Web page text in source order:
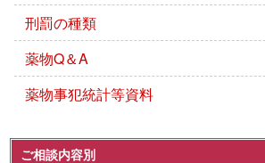
刑罰の種類
薬物Q＆A
薬物事犯統計等資料
ご相談内容別